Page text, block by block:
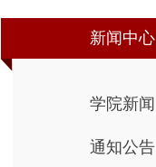
新闻中心
学院新闻
通知公告